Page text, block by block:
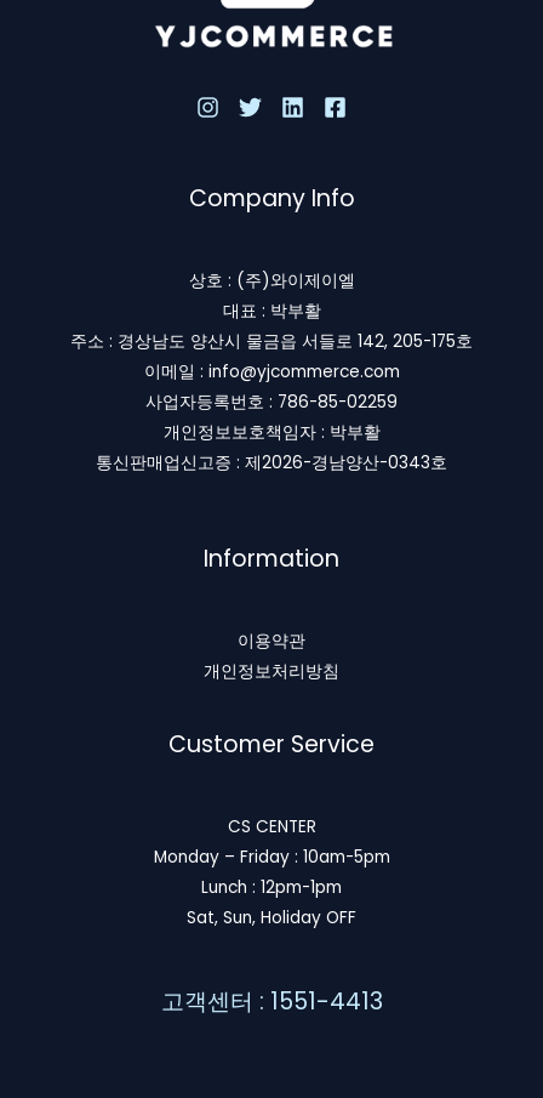
Company Info
상호 : (주)와이제이엘
대표 : 박부활
주소 : 경상남도 양산시 물금읍 서들로 142, 205-175호
이메일 : info@yjcommerce.com
사업자등록번호 : 786-85-02259
개인정보보호책임자 : 박부활
통신판매업신고증 : 제2026-경남양산-0343호
Information
이용약관
개인정보처리방침
Customer Service
CS CENTER
Monday – Friday : 10am-5pm
Lunch : 12pm-1pm
Sat, Sun, Holiday OFF
고객센터 : 1551-4413